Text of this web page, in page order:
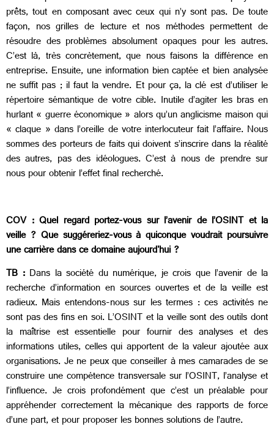
prêts, tout en composant avec ceux qui n’y sont pas. De toute
façon, nos grilles de lecture et nos méthodes permettent de
résoudre des problèmes absolument opaques pour les autres.
C’est là, très concrètement, que nous faisons la différence en
entreprise. Ensuite, une information bien captée et bien analysée
ne suffit pas ; il faut la vendre. Et pour ça, la clé est d’utiliser le
répertoire sémantique de votre cible. Inutile d’agiter les bras en
hurlant « guerre économique » alors qu’un anglicisme maison qui
« claque » dans l’oreille de votre interlocuteur fait l’affaire. Nous
sommes des porteurs de faits qui doivent s’inscrire dans la réalité
des autres, pas des idéologues. C’est à nous de prendre sur
nous pour obtenir l’effet final recherché.
COV :Quel regard portez-vous sur l’avenir de l’OSINT et la
veille ? Que suggéreriez-vous à quiconque voudrait poursuivre
une carrière dans ce domaine aujourd'hui ?
TB :Dans la société du numérique, je crois que l’avenir de la
recherche d’information en sources ouvertes et de la veille est
radieux. Mais entendons-nous sur les termes : ces activités ne
sont pas des fins en soi. L’OSINT et la veille sont des outils dont
la maîtrise est essentielle pour fournir des analyses et des
informations utiles, celles qui apportent de la valeur ajoutée aux
organisations. Je ne peux que conseiller à mes camarades de se
construire une compétence transversale sur l’OSINT, l’analyse et
l’influence. Je crois profondément que c’est un préalable pour
appréhender correctement la mécanique des rapports de force
d’une part, et pour proposer les bonnes solutions de l’autre.